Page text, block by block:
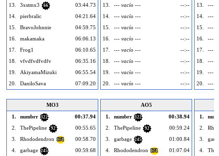
13.
3xstmx3 66
03:44.73
14.
pierbralic
04:21.64
15.
BravoJohnnie
04:59.75
16.
makamaka
06:06.13
17.
Frog1
06:10.65
18.
vfvdfvdfvdfv
06:35.16
19.
AkiyamaMizuki
06:55.54
20.
DaniloSava 07:09.20
13.
--- vacío ---
--:--
14.
--- vacío ---
--:--
15.
--- vacío ---
--:--
16.
--- vacío ---
--:--
17.
--- vacío ---
--:--
18.
--- vacío ---
--:--
19.
--- vacío ---
--:--
20.
--- vacío --- --:--
13.
---
14.
---
15.
---
16.
---
17.
---
18.
---
19.
---
20.
---
MO3
1.
numbrr 322
00:37.94
2.
ThePipeline 92
00:55.65
3.
Rhododendron 171
00:58.70
4.
garbage 245
00:59.68
AO5
1.
numbrr 322
00:38.94
2.
ThePipeline 92
00:59.24
3.
garbage 245
01:00.84
4.
Rhododendron 171
01:07.04
1.
2.
3.
4.